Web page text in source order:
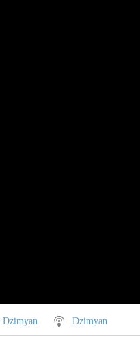
Dzimyan Dzimyan